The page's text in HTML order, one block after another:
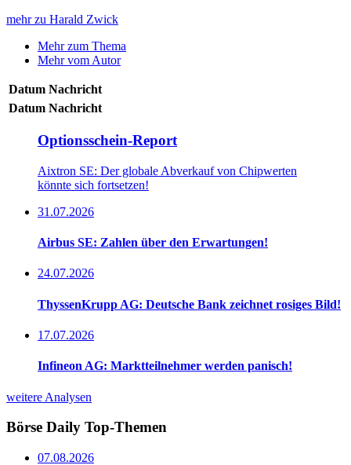
mehr zu Harald Zwick
Mehr zum Thema
Mehr vom Autor
Datum Nachricht
Datum Nachricht
Optionsschein-Report
Aixtron SE: Der globale Abverkauf von Chipwerten
könnte sich fortsetzen!
31.07.2026
Airbus SE: Zahlen über den Erwartungen!
24.07.2026
ThyssenKrupp AG: Deutsche Bank zeichnet rosiges Bild!
17.07.2026
Infineon AG: Marktteilnehmer werden panisch!
weitere Analysen
Börse Daily Top-Themen
07.08.2026